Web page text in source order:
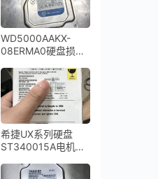
WD5000AAKX-
08ERMA0硬盘损坏
复成功
希捷UX系列硬盘
ST340015A电机损